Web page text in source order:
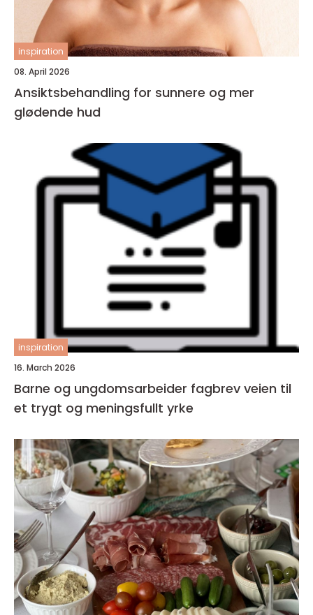
inspiration
08. April 2026
Ansiktsbehandling for sunnere og mer
glødende hud
inspiration
16. March 2026
Barne og ungdomsarbeider fagbrev veien til
et trygt og meningsfullt yrke